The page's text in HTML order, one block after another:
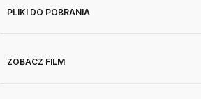
PLIKI DO POBRANIA
ZOBACZ FILM